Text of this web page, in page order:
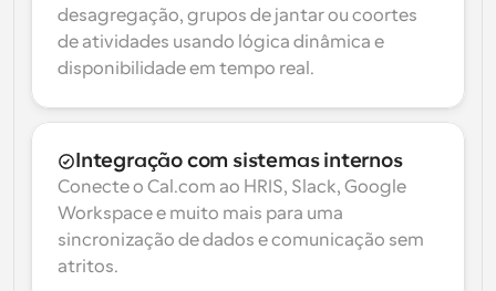
desagregação, grupos de jantar ou coortes
de atividades usando lógica dinâmica e
disponibilidade em tempo real.
Integração com sistemas internos
Conecte o Cal.com ao HRIS, Slack, Google
Workspace e muito mais para uma
sincronização de dados e comunicação sem
atritos.